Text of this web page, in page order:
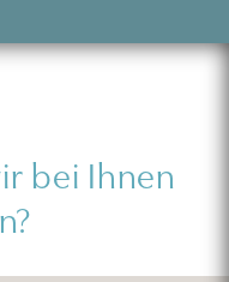
bei Ihnen